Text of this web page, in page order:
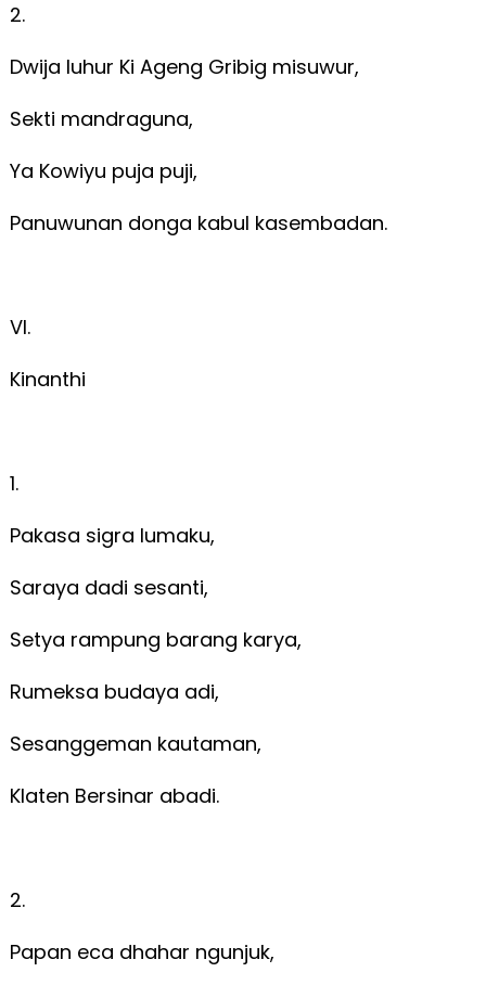
2.
Dwija luhur Ki Ageng Gribig misuwur,
Sekti mandraguna,
Ya Kowiyu puja puji,
Panuwunan donga kabul kasembadan.
VI.
Kinanthi
1.
Pakasa sigra lumaku,
Saraya dadi sesanti,
Setya rampung barang karya,
Rumeksa budaya adi,
Sesanggeman kautaman,
Klaten Bersinar abadi.
2.
Papan eca dhahar ngunjuk,